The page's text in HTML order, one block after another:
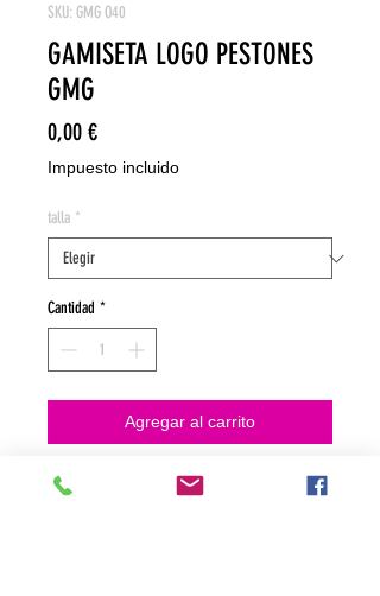
SKU: GMG O40
GAMISETA LOGO PESTONES
GMG
0,00 €Precio
Impuesto incluido
talla *
Cantidad *
Agregar al carrito
NO HACEMOS ENVIOS ON LINE